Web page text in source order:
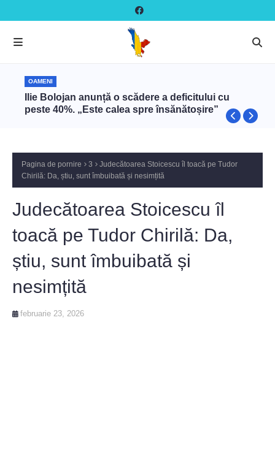
OAMENI
Ilie Bolojan anunță o scădere a deficitului cu
peste 40%. „Este calea spre însănătoșire”
Pagina de pornire 3
Judecătoarea Stoicescu îl toacă pe Tudor
Chirilă: Da, știu, sunt îmbuibată și nesimțită
Judecătoarea Stoicescu îl
toacă pe Tudor Chirilă: Da,
știu, sunt îmbuibată și
nesimțită
februarie 23, 2026